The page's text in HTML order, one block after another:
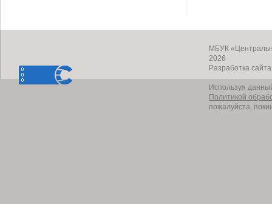
МБУК
2026
Разработка
Используя
Политикой
пожалуйста,